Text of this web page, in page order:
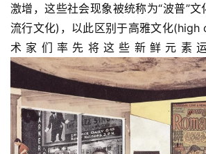
激增，这些社会现象被统称为“波普”
流行文化)，以此区别于高雅文化(high
术家们率先将这些新鲜元素